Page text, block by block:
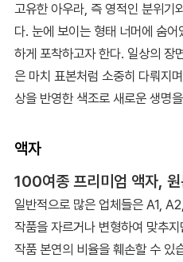
고유한 아우라, 즉 영적인 분위기
다. 눈에 보이는 형태 너머에 숨
하게 포착하고자 한다. 일상의 장
은 마치 표본처럼 소중히 다뤄지
상을 반영한 색조로 새로운 생명
액자
100여종 프리미엄 액자,
일반적으로 많은 업체들은 A1,
작품을 자르거나 변형하여 맞추
작품 본연의 비율을 훼손할 수